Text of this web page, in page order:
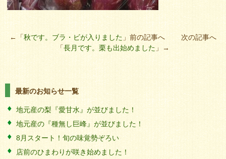
←「秋です。ブラ・ビが入りました 」前の記事へ 次の記事へ
「長月です。栗も出始めました 」→
最新のお知らせ一覧
地元産の梨『愛甘水』が並びました！
地元産の『種無し巨峰』が並びました！
8月スタート！旬の味覚勢ぞろい
店前のひまわりが咲き始めました！